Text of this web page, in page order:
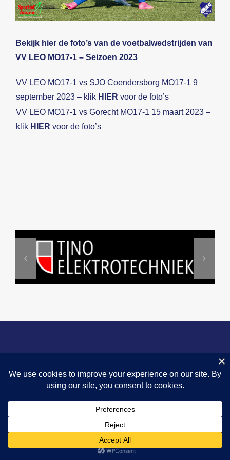
Beeldbank
Contact
Bekijk hier de foto’s van de voetbalwedstrijden van
VV LEO MO17-1 – Seizoen 2023
VV LEO MO17-1 vs SJO Coendersborg MO17-1 9
september 2023 – klik HIER voor de foto’s
VV LEO MO17-1 vs Gorecht MO17-1 15 maart 2023 –
klik HIER voor de foto’s
Vertrouwenspersoon | Huisfotograaf Sportief-Assen | KVK 40045778 |